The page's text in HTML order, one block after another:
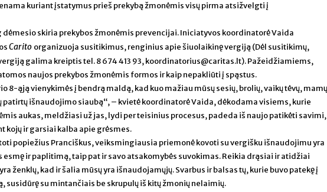
kuriant įstatymus prieš prekybą žmonėmis visų pirma atsižvelgti į
dėmesio skiria prekybos žmonėmis prevencijai. Iniciatyvos koordinatorė Vaida
Carito organizuoja susitikimus, renginius apie šiuolaikinę vergiją (Dėl susitikimų,
galima kreiptis tel. 8 674 413 93, koordinatorius@caritas.lt). Pažeidžiamiems,
naujos prekybos žmonėmis formos ir kaip nepakliūti į spąstus.
8-ąją vienykimės į bendrą maldą, kad kuo mažiau mūsų sesių, brolių, vaikų tėvų,
patirtų išnaudojimo siaubą“, – kvietė koordinatorė Vaida, dėkodama visiems, kurie
aukas, meldžiasi už jas, lydi per teisinius procesus, padeda iš naujo patikėti savimi,
kojų ir garsiai kalba apie grėsmes.
popiežius Pranciškus, veiksmingiausia priemonė kovoti su vergišku išnaudojimu yra
ir paplitimą, taip pat ir savo atsakomybės suvokimas. Reikia drąsiai ir atidžiai
ženklų, kad ir šalia mūsų yra išnaudojamųjų. Svarbus ir balsas tų, kurie buvo patekę į
susidūrę su mintančiais be skrupulų iš kitų žmonių nelaimių.